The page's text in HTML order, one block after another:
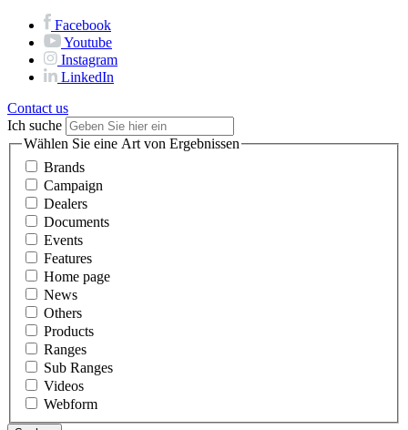
Facebook
Youtube
Instagram
LinkedIn
Contact us
Ich suche
Wählen Sie eine Art von Ergebnissen
Brands
Campaign
Dealers
Documents
Events
Features
Home page
News
Others
Products
Ranges
Sub Ranges
Videos
Webform